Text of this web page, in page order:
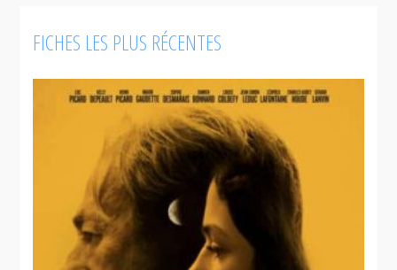
Elles étaient
cinq
FICHES LES PLUS RÉCENTES